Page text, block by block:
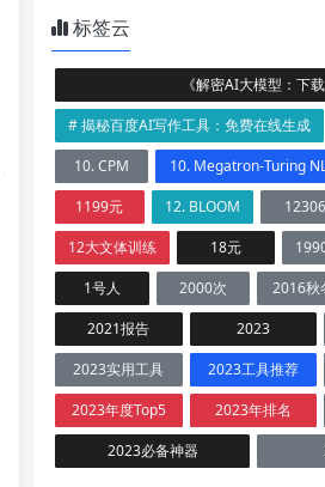
标签云
《解密AI大模型：下载
# 揭秘百度AI写作工具：免费在线生成
10. CPM
10. Megatron-Turing
1199元
12. BLOOM 12306
12大文体训练
18元
1号人
2000次 2016秋
2021报告
2023
2023实用工具
2023工具推荐
2023年度Top5
2023年排名
2023必备神器